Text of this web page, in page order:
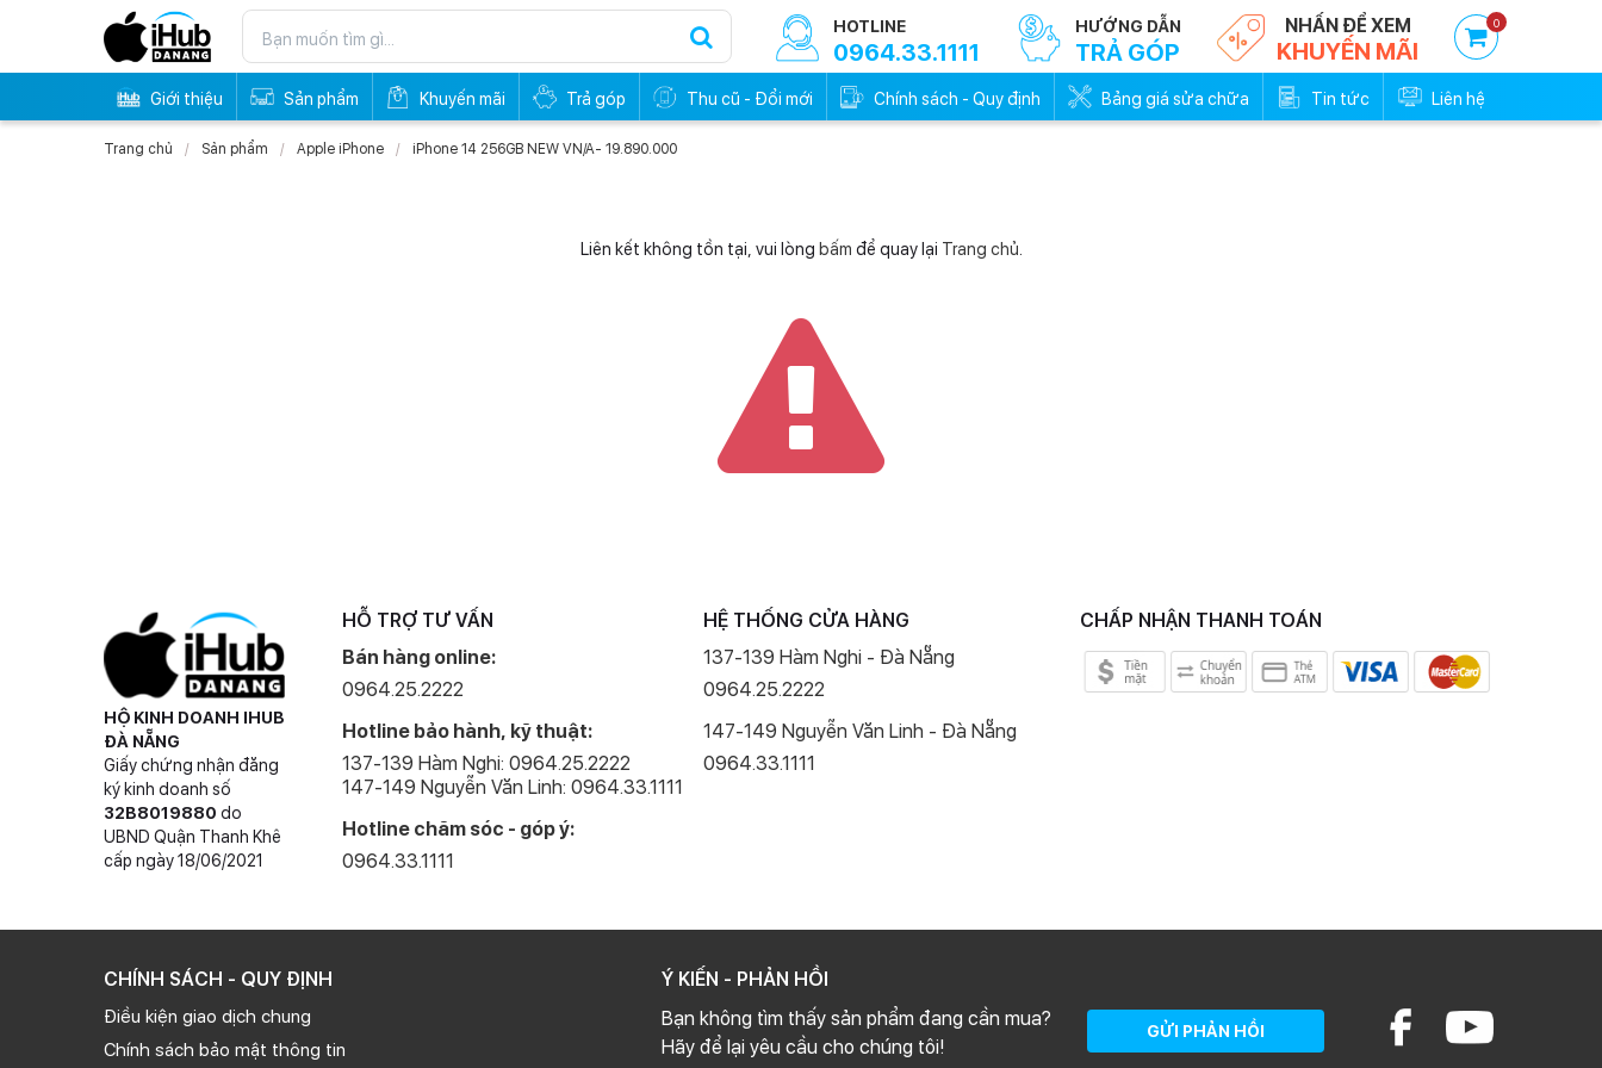
0
NHẤN ĐỂ XEM
KHUYẾN MÃI
HƯỚNG DẪN
TRẢ GÓP
HOTLINE
0964.33.1111
Giới thiệu Sản phẩm Khuyến mãi Trả góp Thu cũ - Đổi mới Chính sách - Quy định Bảng giá sửa chữa Tin tức Liên hệ
Trang chủ Sản phẩm Apple iPhone iPhone 14 256GB NEW VN/A- 19.890.000
Liên kết không tồn tại, vui lòng bấm để quay lại Trang chủ
HỘ KINH DOANH IHUB
ĐÀ NẴNG
Giấy chứng nhận đăng
ký kinh doanh số
32B8019880 do
UBND Quận Thanh Khê
cấp ngày 18/06/2021
HỖ TRỢ TƯ VẤN
Bán hàng online:
0964.25.2222
Hotline bảo hành, kỹ thuật:
137-139 Hàm Nghi: 0964.25.2222
147-149 Nguyễn Văn Linh: 0964.33.1111
Hotline chăm sóc - góp ý:
0964.33.1111
HỆ THỐNG CỬA HÀNG
137-139 Hàm Nghi - Đà Nẵng
0964.25.2222
147-149 Nguyễn Văn Linh - Đà Nẵng
0964.33.1111
CHẤP NHẬN THANH TOÁN
CHÍNH SÁCH - QUY ĐỊNH
Điều kiện giao dịch chung
Chính sách bảo mật thông tin
Ý KIẾN - PHẢN HỒI
Bạn không tìm thấy sản phẩm đang cần mua?
Hãy để lại yêu cầu cho chúng tôi!
GỬI PHẢN HỒI